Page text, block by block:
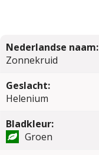
Nederlandse naam:
Zonnekruid
Geslacht:
Helenium
Bladkleur:
Groen